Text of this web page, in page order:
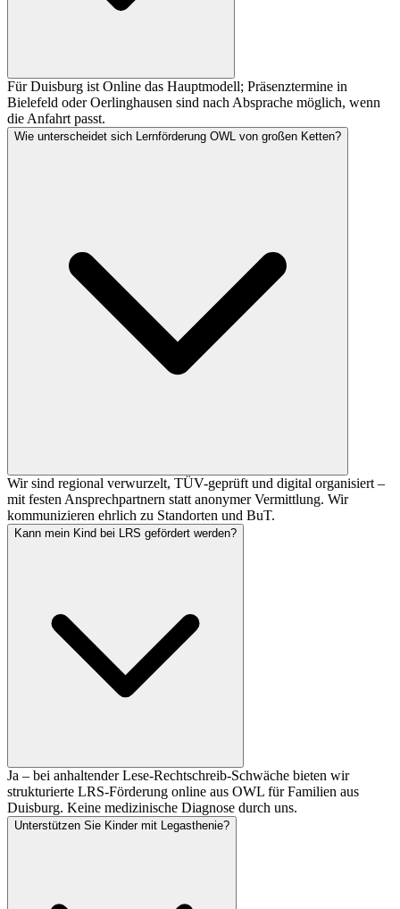
Für Duisburg ist Online das Hauptmodell; Präsenztermine in
Bielefeld oder Oerlinghausen sind nach Absprache möglich, wenn
die Anfahrt passt.
Wie unterscheidet sich Lernförderung OWL von großen Ketten?
Wir sind regional verwurzelt, TÜV-geprüft und digital organisiert –
mit festen Ansprechpartnern statt anonymer Vermittlung. Wir
kommunizieren ehrlich zu Standorten und BuT.
Kann mein Kind bei LRS gefördert werden?
Ja – bei anhaltender Lese-Rechtschreib-Schwäche bieten wir
strukturierte LRS-Förderung online aus OWL für Familien aus
Duisburg. Keine medizinische Diagnose durch uns.
Unterstützen Sie Kinder mit Legasthenie?